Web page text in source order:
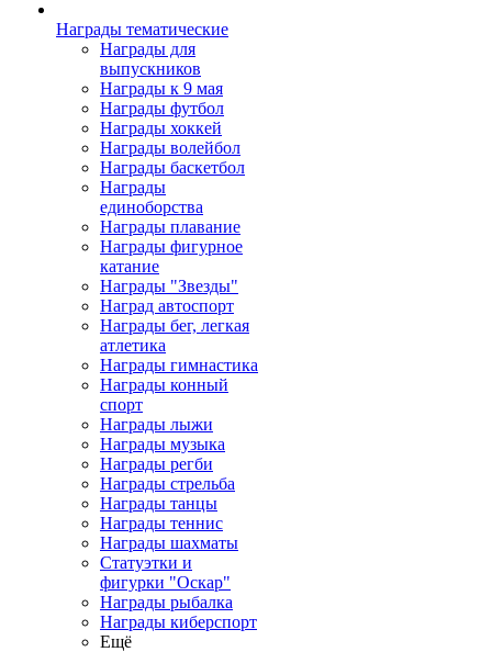
Награды тематические
Награды для
выпускников
Награды к 9 мая
Награды футбол
Награды хоккей
Награды волейбол
Награды баскетбол
Награды
единоборства
Награды плавание
Награды фигурное
катание
Награды "Звезды"
Наград автоспорт
Награды бег, легкая
атлетика
Награды гимнастика
Награды конный
спорт
Награды лыжи
Награды музыка
Награды регби
Награды стрельба
Награды танцы
Награды теннис
Награды шахматы
Статуэтки и
фигурки "Оскар"
Награды рыбалка
Награды киберспорт
Ещё